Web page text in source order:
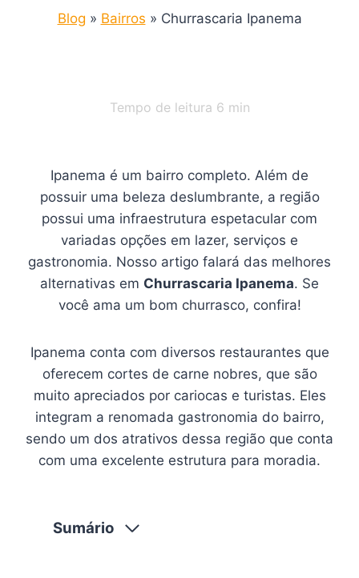
Blog » Bairros » Churrascaria Ipanema
Tempo de leitura 6 min
Ipanema é um bairro completo. Além de
possuir uma beleza deslumbrante, a região
possui uma infraestrutura espetacular com
variadas opções em lazer, serviços e
gastronomia. Nosso artigo falará das melhores
alternativas em Churrascaria Ipanema. Se
você ama um bom churrasco, confira!
Ipanema conta com diversos restaurantes que
oferecem cortes de carne nobres, que são
muito apreciados por cariocas e turistas. Eles
integram a renomada gastronomia do bairro,
sendo um dos atrativos dessa região que conta
com uma excelente estrutura para moradia.
Sumário